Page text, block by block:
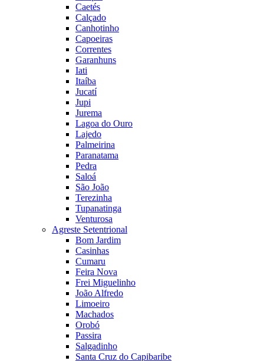
Caetés
Calçado
Canhotinho
Capoeiras
Correntes
Garanhuns
Iati
Itaíba
Jucatí
Jupi
Jurema
Lagoa do Ouro
Lajedo
Palmeirina
Paranatama
Pedra
Saloá
São João
Terezinha
Tupanatinga
Venturosa
Agreste Setentrional
Bom Jardim
Casinhas
Cumaru
Feira Nova
Frei Miguelinho
João Alfredo
Limoeiro
Machados
Orobó
Passira
Salgadinho
Santa Cruz do Capibaribe